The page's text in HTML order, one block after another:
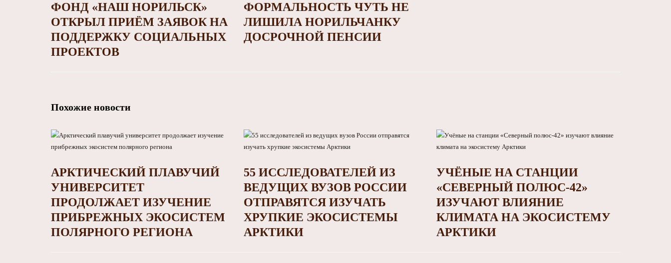
ФОНД «НАШ НОРИЛЬСК»
ОТКРЫЛ ПРИЁМ ЗАЯВОК НА
ПОДДЕРЖКУ СОЦИАЛЬНЫХ
ПРОЕКТОВ
ФОРМАЛЬНОСТЬ ЧУТЬ НЕ
ЛИШИЛА НОРИЛЬЧАНКУ
ДОСРОЧНОЙ ПЕНСИИ
Похожие новости
АРКТИЧЕСКИЙ ПЛАВУЧИЙ
УНИВЕРСИТЕТ
ПРОДОЛЖАЕТ ИЗУЧЕНИЕ
ПРИБРЕЖНЫХ ЭКОСИСТЕМ
ПОЛЯРНОГО РЕГИОНА
55 ИССЛЕДОВАТЕЛЕЙ ИЗ
ВЕДУЩИХ ВУЗОВ РОССИИ
ОТПРАВЯТСЯ ИЗУЧАТЬ
ХРУПКИЕ ЭКОСИСТЕМЫ
АРКТИКИ
УЧЁНЫЕ НА СТАНЦИИ
«СЕВЕРНЫЙ ПОЛЮС‑42»
ИЗУЧАЮТ ВЛИЯНИЕ
КЛИМАТА НА ЭКОСИСТЕМУ
АРКТИКИ